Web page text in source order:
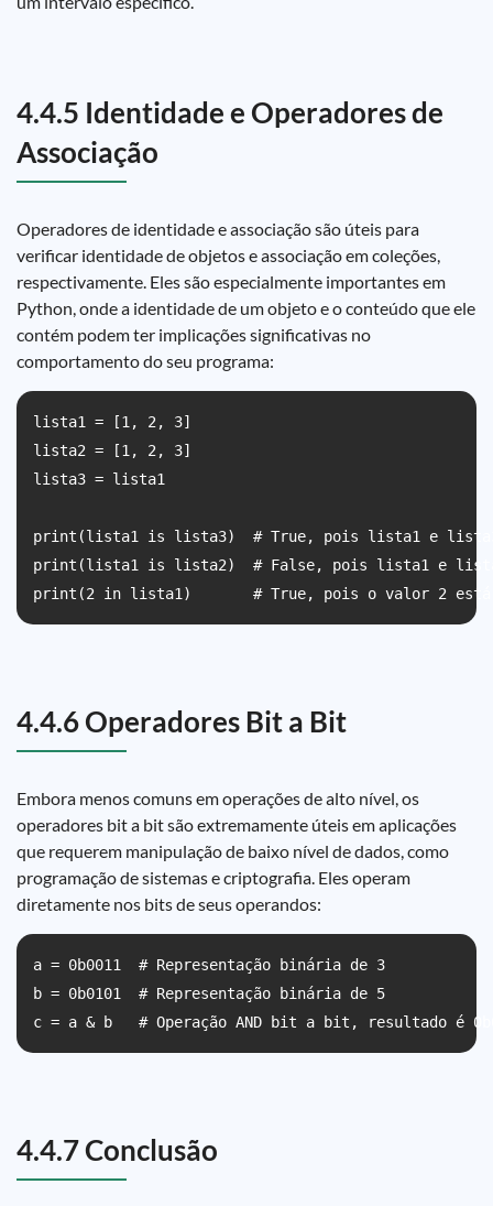
4.4.5 Identidade e Operadores de
Associação
Operadores de identidade e associação são úteis para
verificar identidade de objetos e associação em coleções,
respectivamente. Eles são especialmente importantes em
Python, onde a identidade de um objeto e o conteúdo que ele
contém podem ter implicações significativas no
comportamento do seu programa:
lista1 = [1, 2, 3]
lista2 = [1, 2, 3]
lista3 = lista1
print(lista1 is lista3)  # True, pois lista1 e lista3
print(lista1 is lista2)  # False, pois lista1 e lista2
print(2 in lista1)       # True, pois o valor 2 está
4.4.6 Operadores Bit a Bit
Embora menos comuns em operações de alto nível, os
operadores bit a bit são extremamente úteis em aplicações
que requerem manipulação de baixo nível de dados, como
programação de sistemas e criptografia. Eles operam
diretamente nos bits de seus operandos:
a = 0b0011  # Representação binária de 3
b = 0b0101  # Representação binária de 5
c = a & b   # Operação AND bit a bit, resultado é
4.4.7 Conclusão